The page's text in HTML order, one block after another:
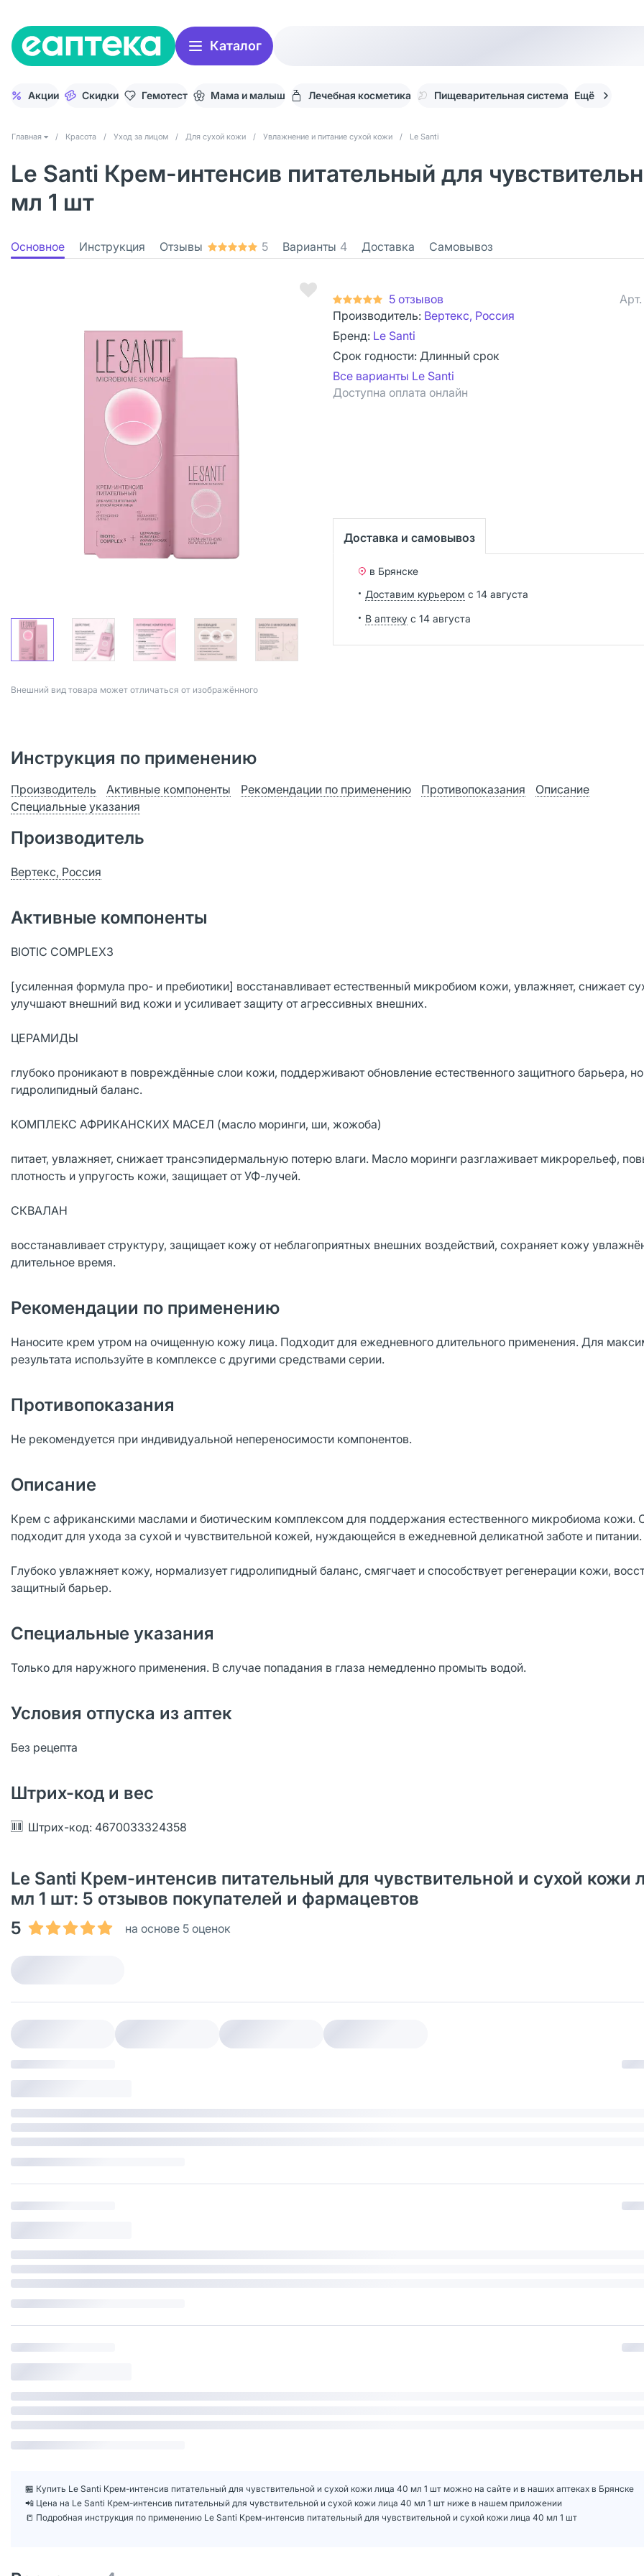
Каталог
Акции Скидки Гемотест Мама и малыш Лечебная косметика Пищеварительная система Ещё
Главная / Красота / Уход за лицом / Для сухой кожи / Увлажнение и питание сухой кожи / Le Santi
Le Santi Крем-интенсив питательный для
мл 1 шт
Основное Инструкция Отзывы 5 Варианты 4 Доставка Самовывоз
Bнешний вид товара может отличаться от изображённого
5 отзывов Арт.
Производитель: Вертекс, Россия
Бренд: Le Santi
Срок годности: Длинный срок
Все варианты Le Santi
Доступна оплата онлайн
Доставка и самовывоз
в Брянске
Доставим курьером с 14 августа
В аптеку с 14 августа
Инструкция по применению
Производитель Активные компоненты Рекомендации по применению Противопоказания
Описание
Специальные указания
Производитель
Вертекс, Россия
Активные компоненты
BIOTIC COMPLEX3
[усиленная формула про- и пребиотики] восстанавливает естественный микробиом кожи, увлажняет, снижает
улучшают внешний вид кожи и усиливает защиту от агрессивных внешних.
ЦЕРАМИДЫ
глубоко проникают в повреждённые слои кожи, поддерживают обновление естественного защитного барьера,
гидролипидный баланс.
КОМПЛЕКС АФРИКАНСКИХ МАСЕЛ (масло моринги, ши, жожоба)
питает, увлажняет, снижает трансэпидермальную потерю влаги. Масло моринги разглаживает микрорельеф,
плотность и упругость кожи, защищает от УФ-лучей.
СКВАЛАН
восстанавливает структуру, защищает кожу от неблагоприятных внешних воздействий, сохраняет кожу
длительное время.
Рекомендации по применению
Наносите крем утром на очищенную кожу лица. Подходит для ежедневного длительного применения. Для
результата используйте в комплексе с другими средствами серии.
Противопоказания
Не рекомендуется при индивидуальной непереносимости компонентов.
Описание
Крем с африканскими маслами и биотическим комплексом для поддержания естественного микробиома кожи.
подходит для ухода за сухой и чувствительной кожей, нуждающейся в ежедневной деликатной заботе и питании.
Глубоко увлажняет кожу, нормализует гидролипидный баланс, смягчает и способствует регенерации кожи,
защитный барьер.
Специальные указания
Только для наружного применения. В случае попадания в глаза немедленно промыть водой.
Условия отпуска из аптек
Без рецепта
Штрих-код и вес
Штрих-код: 4670033324358
Le Santi Крем-интенсив питательный для чувствительной и сухой кожи
мл 1 шт: 5 отзывов покупателей и фармацевтов
5
на основе 5 оценок
🏪 Купить Le Santi Крем-интенсив питательный для чувствительной и сухой кожи лица 40 мл 1 шт можно на сайте и в наших аптеках в Брянске
📲 Цена на Le Santi Крем-интенсив питательный для чувствительной и сухой кожи лица 40 мл 1 шт ниже в нашем приложении
📒 Подробная инструкция по применению Le Santi Крем-интенсив питательный для чувствительной и сухой кожи лица 40 мл 1 шт